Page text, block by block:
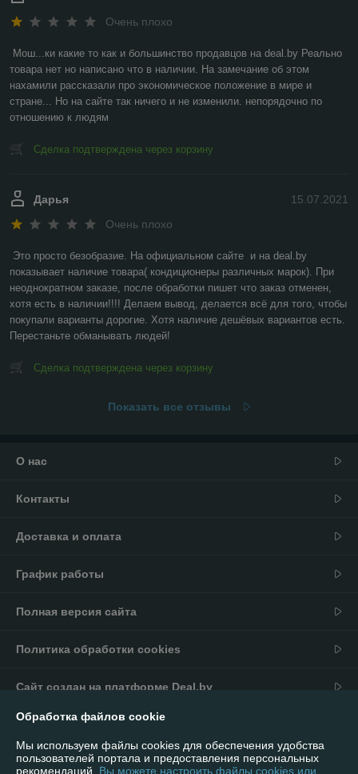
Очень плохо
Мош...ки какие то как и большинство продавцов на deal.by Реально
товара нет но написано что в наличии. На замечание об этом
нахамили рассказали про экономическое положение в мире и
стране... Но на сайте так ничего и не изменили. непорядочно по
отношению к людям
Сделка подтверждена через корзину
15.07.2021
Дарья
Очень плохо
Это просто безобразие. На официальном сайте  и на deal.by
показывает наличие товара( кондиционеры различных марок). При
неоднократном заказе, после обработки пишет что заказ отменен,
хотя есть в наличии!!!! Делаем вывод, делается всё для того, чтобы
покупали варианты дорогие. Хотя наличие дешёвых вариантов есть.
Перестаньте обманывать людей!
Сделка подтверждена через корзину
Показать все отзывы
О нас
Контакты
Доставка и оплата
График работы
Полная версия сайта
Политика обработки cookies
Сайт создан на платформе Deal.by
Юридическое лицо:ИП Андриевский Павел Николаевич
г. Минск, ул. Мельникайте 16/92
Обработка файлов cookie
Мы используем файлы cookies для обеспечения удобства
пользователей портала и предоставления персональных
рекомендаций. Вы можете настроить файлы cookies или